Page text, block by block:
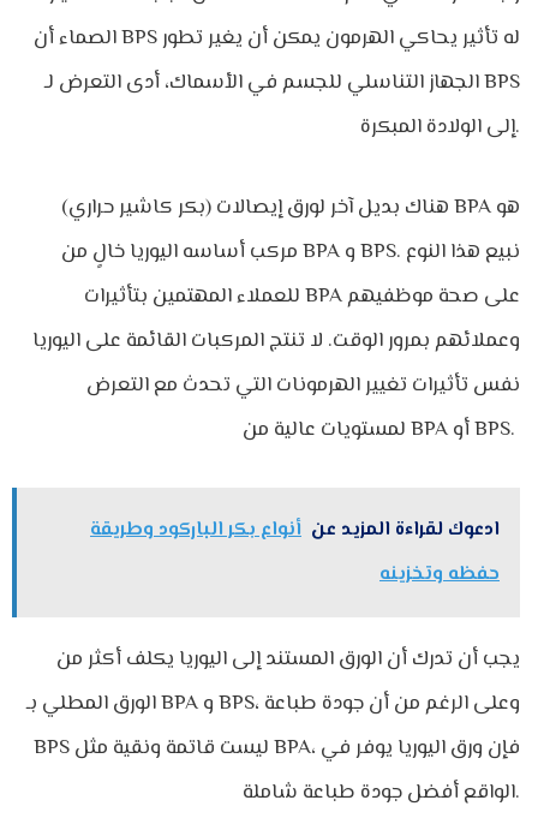
الصماء أن BPS له تأثير يحاكي الهرمون يمكن أن يغير تطور
الجهاز التناسلي للجسم في الأسماك، أدى التعرض لـ BPS
إلى الولادة المبكرة.
هناك بديل آخر لورق إيصالات (بكر كاشير حراري) BPA هو
مركب أساسه اليوريا خالٍ من BPA و BPS. نبيع هذا النوع
للعملاء المهتمين بتأثيرات BPA على صحة موظفيهم
وعملائهم بمرور الوقت. لا تنتج المركبات القائمة على اليوريا
نفس تأثيرات تغيير الهرمونات التي تحدث مع التعرض
لمستويات عالية من BPA أو BPS.
ادعوك لقراءة المزيد عن أنواع بكر الباركود وطريقة
حفظه وتخزينه
يجب أن تدرك أن الورق المستند إلى اليوريا يكلف أكثر من
الورق المطلي بـ BPA و BPS، وعلى الرغم من أن جودة طباعة
BPS ليست قاتمة ونقية مثل BPA، فإن ورق اليوريا يوفر في
الواقع أفضل جودة طباعة شاملة.